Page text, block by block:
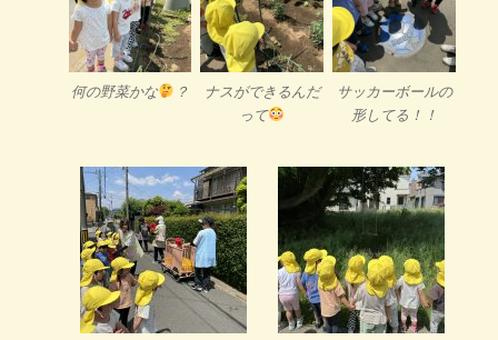
何の野菜かな ？
ナスができるんだ
って
サッカーボールの
形してる！！